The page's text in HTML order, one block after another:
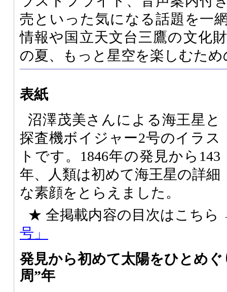
売といった気になる話題を一
情報や国立天文台三鷹の文化
の夏、もっと星空を楽しむた
表紙
沼澤茂美さんによる海王星と
探査機ボイジャー2号のイラス
トです。1846年の発見から143
年、人類は初めて海王星の詳細
な素顔をとらえました。
★ 全掲載内容の目次はこち
号」
発見から初めて太陽をひとめ
周”年